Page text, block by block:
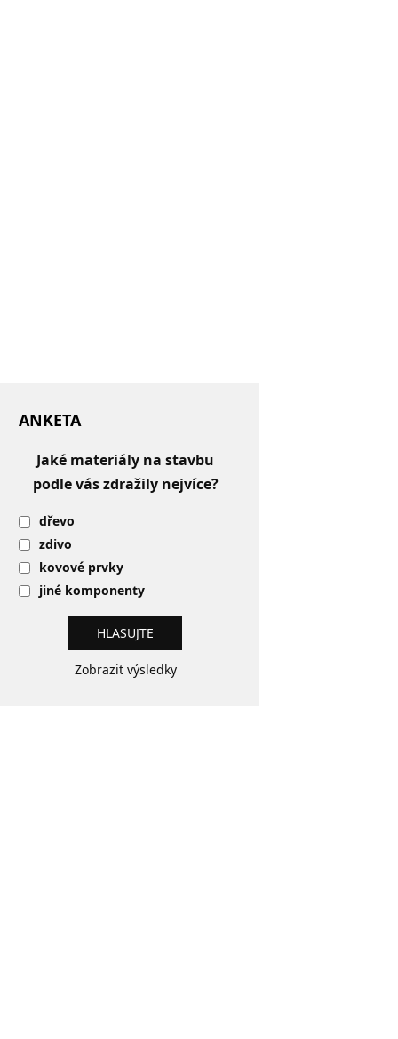
ANKETA
Jaké materiály na stavbu
podle vás zdražily nejvíce?
dřevo
zdivo
kovové prvky
jiné komponenty
Zobrazit výsledky